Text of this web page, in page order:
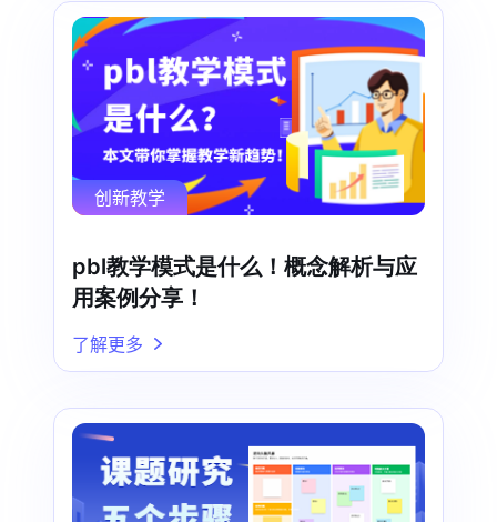
创新教学
pbl教学模式是什么！概念解析与应
用案例分享！
了解更多